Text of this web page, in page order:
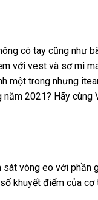
có tay cũng như
với vest và sơ mi
một trong nhưng
2021? Hãy cùng
vòng eo với phần
khuyết điểm của cơ